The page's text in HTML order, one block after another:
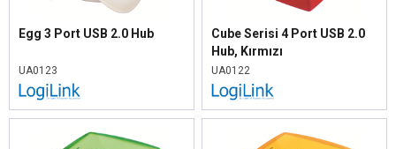
Egg 3 Port USB 2.0 Hub
UA0123
Cube Serisi 4 Port USB 2.0
Hub, Kırmızı
UA0122